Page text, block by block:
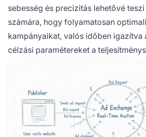
sebesség és precizitás lehetővé
számára, hogy folyamatosan
kampányaikat, valós időben igazítva
célzási paramétereket a